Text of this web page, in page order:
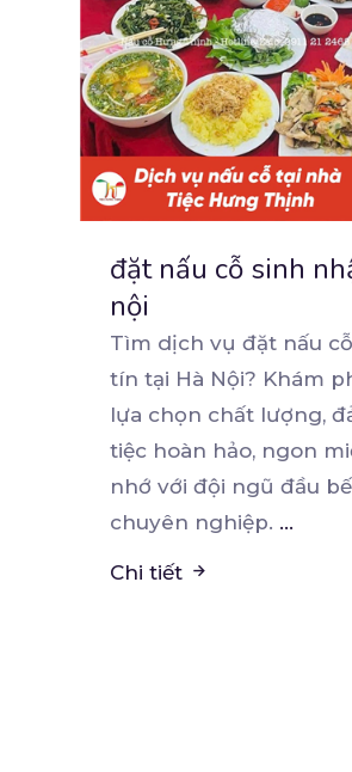
đặt nấu cỗ sinh
nội
Tìm dịch vụ đặt nấu
tín tại Hà Nội? Khám
lựa chọn chất lượng,
tiệc hoàn hảo, ngon
nhớ với đội ngũ đầu
chuyên nghiệp. ...
Chi tiết